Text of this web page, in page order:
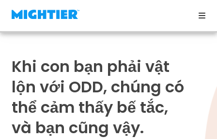
Khi con bạn phải vật
lộn với ODD, chúng có
thể cảm thấy bế tắc,
và bạn cũng vậy.